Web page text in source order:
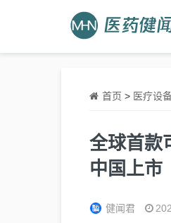
首页 > 医疗设
全球首款
中国上市
健闻君